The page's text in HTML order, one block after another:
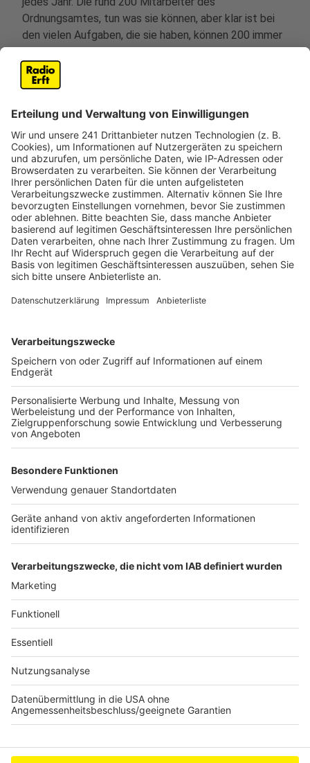
Ordnungsamtes, tun was sie können, aber klar ist bei
den vielen Aufgaben, die sie haben, können 200 immer
nur Stichproben machen.
Anzeige
Rettungskräfte stehen bereit
Anzeige
Während Köln feiert, stehen für die Einsatzkräfte von
Polizei, Ordnungsdienst aber auch von KVB und AWB
lange Arbeitstage an. Und auch die Kölner Feuerwehr
bereitet sich auf einen Großeinsatz an
Weiberfastnacht vor. Die Leitstelle wird personell
aufgestockt, alle Rettungswagen werden in Dienst
gestellt und am Rautenstrauch-Joest-Museum wird
befinden sich an dem Tag die Einsatzleitungen der
Feuerwehr. Neben den hauptamtlichen
Feuerwehrleuten werden hunderte ehrenamtliche
Kräfte von ASB, DRK, DLRG, Johanniter und Malteser
im Einsatz sein. Sie betreiben die Unfallhilfsstellen
rund um den Heumarkt, den Alter Markt und im
Kwartier Latäng. Die Stadt wird auch Streetworker
einsetzen, um Kindern, Jugendlichen und jungen
Altstadt werden zusätzlich wieder Pavillons
aufgebaut, wo es alkoholfreie Getränke, warme Suppe
und Snacks gibt.
Anzeige
Anzeige